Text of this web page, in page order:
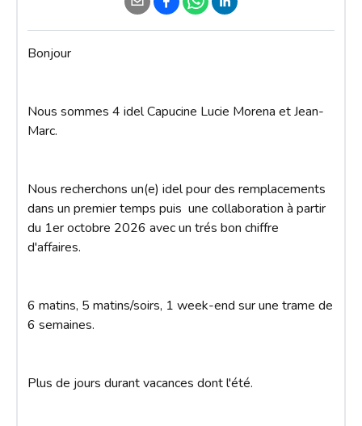
Bonjour
Nous sommes 4 idel Capucine Lucie Morena et Jean-
Marc.
Nous recherchons un(e) idel pour des remplacements
dans un premier temps puis  une collaboration à partir
du 1er octobre 2026 avec un trés bon chiffre
d'affaires.
6 matins, 5 matins/soirs, 1 week-end sur une trame de
6 semaines.
Plus de jours durant vacances dont l'été.